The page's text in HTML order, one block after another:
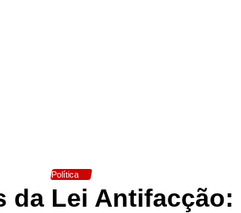
Política
da Lei Antifacção: